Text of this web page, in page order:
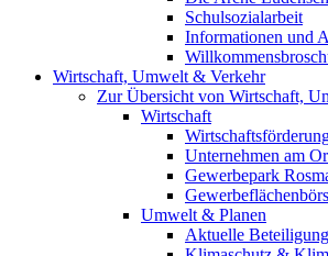
Schulsozialarbeit
Informationen und
Wirtschaft, Umwelt & Verkehr
Zur Übersicht von Wirtschaft,
Wirtschaft
Unternehmen am
Gewerbepark
Umwelt & Planen
Aktuelle